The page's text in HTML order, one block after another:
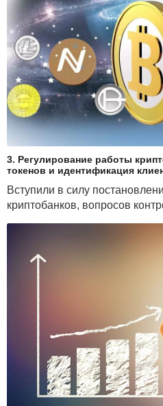
3. Регулирование работы
токенов и идентификация
Вступили в силу
криптобанков, вопросов